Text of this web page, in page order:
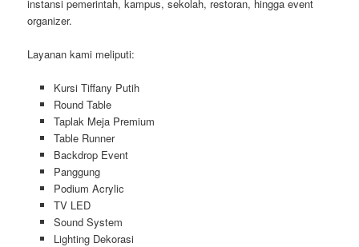
instansi pemerintah, kampus, sekolah, restoran, hingga event
organizer.
Layanan kami meliputi:
Kursi Tiffany Putih
Round Table
Taplak Meja Premium
Table Runner
Backdrop Event
Panggung
Podium Acrylic
TV LED
Sound System
Lighting Dekorasi